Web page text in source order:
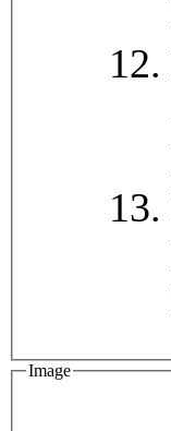
Image